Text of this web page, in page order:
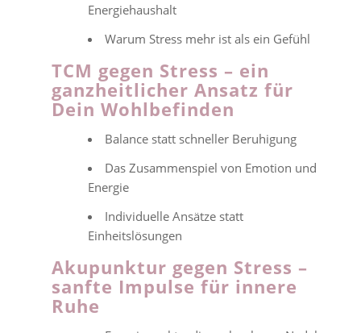
Energiehaushalt
Warum Stress mehr ist als ein Gefühl
TCM gegen Stress – ein
ganzheitlicher Ansatz für
Dein Wohlbefinden
Balance statt schneller Beruhigung
Das Zusammenspiel von Emotion und
Energie
Individuelle Ansätze statt
Einheitslösungen
Akupunktur gegen Stress –
sanfte Impulse für innere
Ruhe